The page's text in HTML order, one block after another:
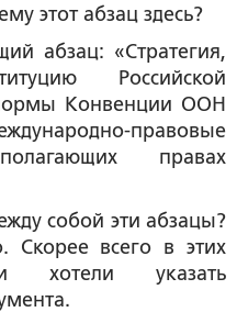
этот абзац здесь?
«Стратегия,
Российской
Конвенции ООН
правовые
правах
эти абзацы?
Скорее всего в этих
хотели указать